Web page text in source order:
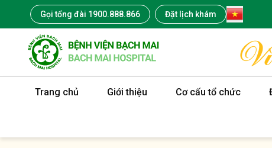
Gọi tổng đài 1900.888.866 Đặt lịch khám
Trang chủ Giới thiệu Cơ cấu tổ chức